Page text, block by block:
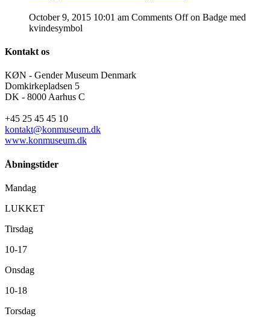
October 9, 2015 10:01 am Comments Offon Badge med
kvindesymbol
Kontakt os
KØN - Gender Museum Denmark
Domkirkepladsen 5
DK - 8000 Aarhus C
+45 25 45 45 10
kontakt@konmuseum.dk
www.konmuseum.dk
Åbningstider
Mandag
LUKKET
Tirsdag
10-17
Onsdag
10-18
Torsdag